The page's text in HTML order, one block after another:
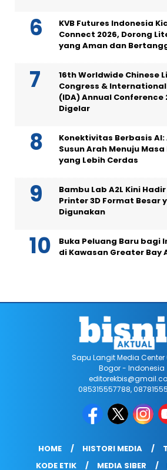
KVB Futures Indonesia
Connect 2026, Dorong
yang Aman dan
16th Worldwide Chinese
Congress &
(IDA) Annual Conference
Digelar
Konektivitas Berbasis
Susun Arah Menuju
yang Lebih Cerdas
Bambu Lab A2L Kini
Printer 3D Format Besar
Digunakan
Buka Peluang Baru bagi
di Kawasan Greater Bay
Sapu Langit Media Center
Bogor - Indonesia
085315557788,
HOME HISTORI MEDIA
KODE ETIK
MEDIA SIBER